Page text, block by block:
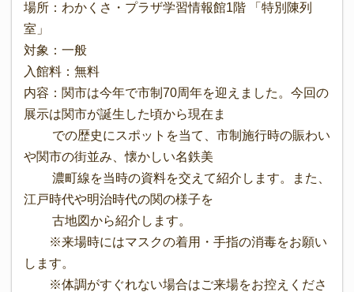
場所：わかくさ・プラザ学習情報館1階 「特別陳列
室」
対象：一般
入館料：無料
内容：関市は今年で市制70周年を迎えました。今回の
展示は関市が誕生した頃から現在ま
での歴史にスポットを当て、市制施行時の賑わい
や関市の街並み、懐かしい名鉄美
濃町線を当時の資料を交えて紹介します。また、
江戸時代や明治時代の関の様子を
古地図から紹介します。
※来場時にはマスクの着用・手指の消毒をお願い
します。
※体調がすぐれない場合はご来場をお控えくださ